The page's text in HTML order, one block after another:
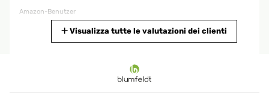
Amazon-Benutzer
Visualizza tutte le valutazioni dei clienti